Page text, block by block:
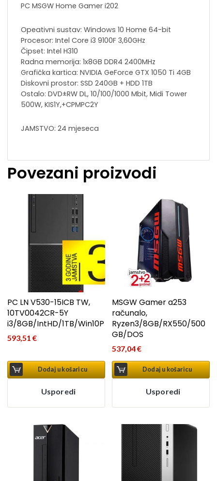
PC MSGW Home Gamer i202
Opeativni sustav: Windows 10 Home 64-bit
Procesor: Intel Core i3 9100F 3,60GHz
Čipset: Intel H310
Radna memorija: 1x8GB DDR4 2400MHz
Grafička kartica: NVIDIA GeForce GTX 1050 Ti 4GB
Diskovni prostor: SSD 240GB + HDD 1TB
Ostalo: DVD±RW DL, 10/100/1000 Mbit, Midi Tower
500W, KIS1Y,+CPMPC2Y
JAMSTVO: 24 mjeseca
Povezani proizvodi
PC LN V530-15ICB TW,
10TV0042CR-5Y
i3/8GB/IntHD/1TB/Win10P
593,51 €
Dodaj u košaricu
Usporedi
MSGW Gamer a253
računalo,
Ryzen3/8GB/RX550/500
GB/DOS
537,04€
Dodaj u košaricu
Usporedi